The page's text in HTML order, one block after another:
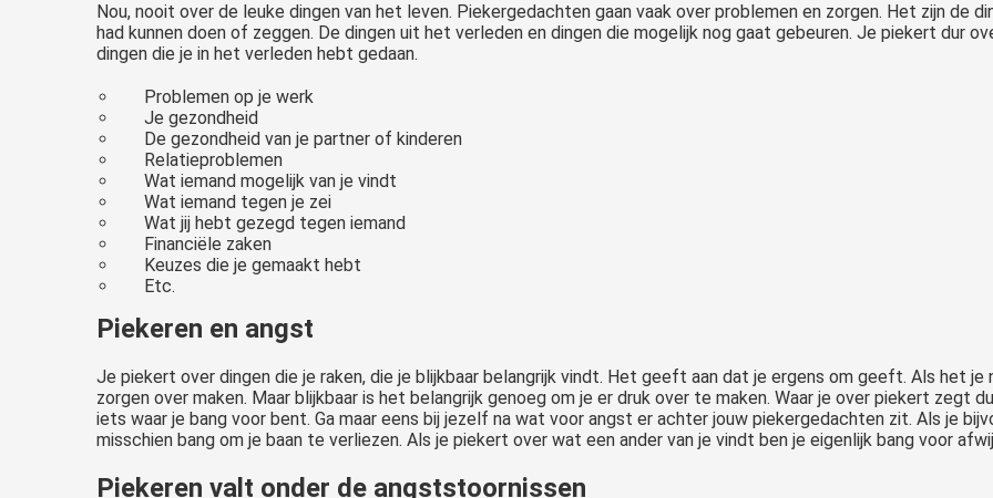
Nou, nooit over de leuke dingen van het leven. Piekergedachten gaan vaak over problemen en zorgen. Het zijn de
had kunnen doen of zeggen. De dingen uit het verleden en dingen die mogelijk nog gaat gebeuren. Je piekert dur
dingen die je in het verleden hebt gedaan.
Problemen op je werk
Je gezondheid
De gezondheid van je partner of kinderen
Relatieproblemen
Wat iemand mogelijk van je vindt
Wat iemand tegen je zei
Wat jij hebt gezegd tegen iemand
Financiële zaken
Keuzes die je gemaakt hebt
Etc.
Piekeren en angst
Je piekert over dingen die je raken, die je blijkbaar belangrijk vindt. Het geeft aan dat je ergens om geeft. Als het
zorgen over maken. Maar blijkbaar is het belangrijk genoeg om je er druk over te maken. Waar je over piekert zegt
iets waar je bang voor bent. Ga maar eens bij jezelf na wat voor angst er achter jouw piekergedachten zit. Als je
misschien bang om je baan te verliezen. Als je piekert over wat een ander van je vindt ben je eigenlijk bang voor
Piekeren valt onder de angststoornissen